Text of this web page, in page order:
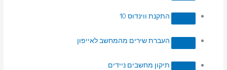
התקנת ווינדוס 10
העברת שירים מהמחשב לאייפון
תיקון מחשבים ניידים